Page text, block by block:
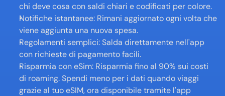
chi deve cosa con saldi chiari e codificati per colore.
Notifiche istantanee: Rimani aggiornato ogni volta che
viene aggiunta una nuova spesa.
Regolamenti semplici: Salda direttamente nell'app
con richieste di pagamento facili.
Risparmia con eSim: Risparmia fino al 90% sui costi
di roaming. Spendi meno per i dati quando viaggi
grazie al tuo eSIM, ora disponibile tramite l'app